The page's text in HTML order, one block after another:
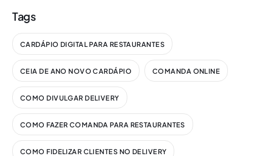
Tags
CARDÁPIO DIGITAL PARA RESTAURANTES
CEIA DE ANO NOVO CARDÁPIO COMANDA ONLINE
COMO DIVULGAR DELIVERY
COMO FAZER COMANDA PARA RESTAURANTES
COMO FIDELIZAR CLIENTES NO DELIVERY